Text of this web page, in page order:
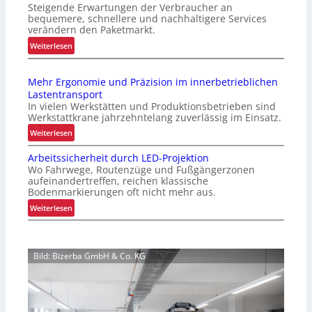
n
o
f
n
L
o
i
i
k
ü
r
u
n
i
h
e
Z
t
i
m
i
e
t
e
r
P
a
l
e
t
t
e
n
e
c
Steigende Erwartungen der Verbraucher an
bequemere, schnellere und nachhaltigere Services
verändern den Paketmarkt.
Weiterlesen:
V
r
b
e
s
s
r
t
e
s
K
d
r
Mehr Ergonomie und Präzision im innerbetrieblichen
Lastentransport
In vielen Werkstätten und Produktionsbetrieben sind
Werkstattkrane jahrzehntelang zuverlässig im Einsatz.
Weiterlesen:
M
e
h
r
E
r
n
o
Arbeitssicherheit durch LED-Projektion
Wo Fahrwege, Routenzüge und Fußgängerzonen
aufeinandertreffen, reichen klassische
Bodenmarkierungen oft nicht mehr aus.
Weiterlesen:
A
b
e
Bild: Bizerba GmbH & Co. KG